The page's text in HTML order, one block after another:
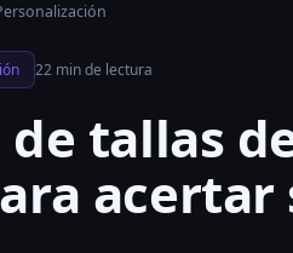
22 min de lectura
de tallas